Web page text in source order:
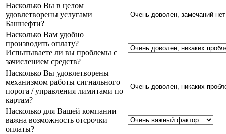
Насколько Вы в целом
удовлетворены услугами
Башнефти?
Насколько Вам удобно
производить оплату?
Испытываете ли вы проблемы с
зачислением средств?
Насколько Вы удовлетворены
механизмом работы сигнального
порога / управления лимитами по
картам?
Насколько для Вашей компании
важна возможность отсрочки
оплаты?